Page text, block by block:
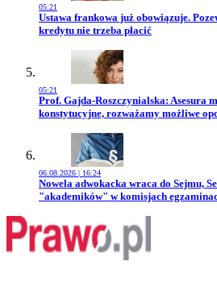
05:21
Przejdź do artykułu:
Ustawa frankowa już obowiązuje.
kredytu nie trzeba płacić
05:21
Przejdź do artykułu:
Prof. Gajda-Roszczynialska: Asesura
konstytucyjne, rozważamy możliwe
06.08.2026 | 16:24
Przejdź do artykułu:
Nowela adwokacka wraca do Sejmu,
"akademików" w komisjach